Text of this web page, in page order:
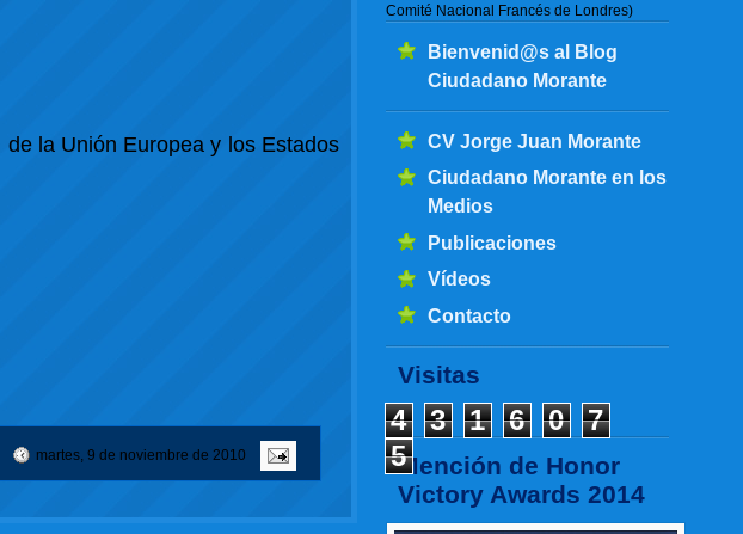
Comité Nacional Francés de Londres)
Bienvenid@s al Blog
Ciudadano Morante
CV Jorge Juan Morante
Ciudadano Morante en los
Medios
Publicaciones
Vídeos
Contacto
Visitas
4 3 1 6 0
7
5Mención de Honor
Victory Awards 2014
la Unión Europea y los Estados
martes, 9 de noviembre de 2010